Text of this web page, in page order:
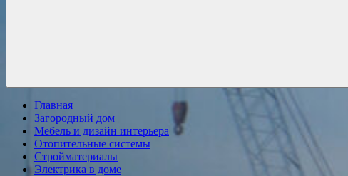
Главная
Загородный дом
Мебель и дизайн интерьера
Отопительные системы
Стройматериалы
Электрика в доме